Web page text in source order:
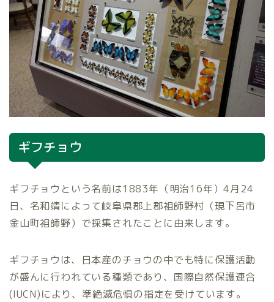
ギフチョウ
ギフチョウという名前は1883年（明治16年）4月24
日、名和靖によって岐阜県郡上郡祖師野村（現下呂市
金山町祖師野）で採集されたことに由来します。
ギフチョウは、日本産のチョウの中でも特に保護活動
が盛んに行われている種類であり、国際自然保護連合
(IUCN)により、準絶滅危惧の指定を受けています。